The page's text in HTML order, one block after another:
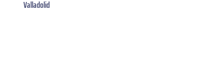
Valladolid